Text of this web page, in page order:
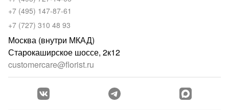
+7 (495) 147-87-61
+7 (727) 310 48 93
Москва (внутри МКАД)
Старокаширское шоссе, 2к12
customercare@florist.ru